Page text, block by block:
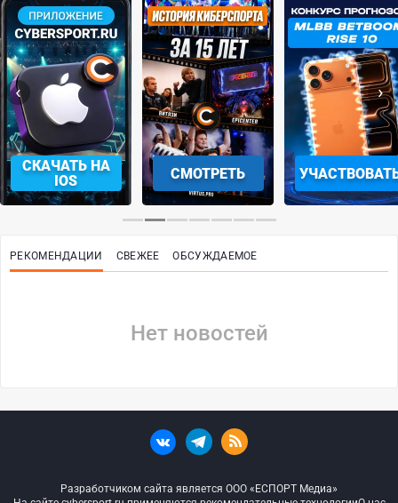
СКАЧАТЬ НА
IOS
СМОТРЕТЬ
‹ ›
РЕКОМЕНДАЦИИ СВЕЖЕЕ ОБСУЖДАЕМОЕ
Нет новостей
Разработчиком сайта является ООО «ЕСПОРТ Медиа»